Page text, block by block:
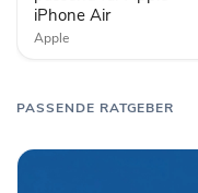
für
Apple
iPhone
iPhone Air
Apple
PASSENDE RATGEBER